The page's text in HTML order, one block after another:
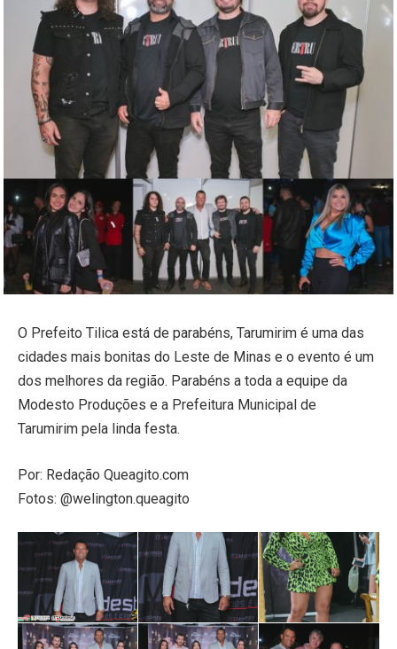
O Prefeito Tilica está de parabéns, Tarumirim é uma das
cidades mais bonitas do Leste de Minas e o evento é um
dos melhores da região. Parabéns a toda a equipe da
Modesto Produções e a Prefeitura Municipal de
Tarumirim pela linda festa.
Por: Redação Queagito.com
Fotos: @welington.queagito